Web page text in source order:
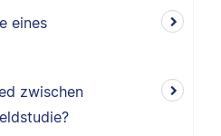
eines
zwischen